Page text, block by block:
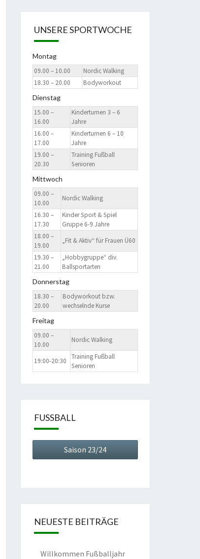
UNSERE SPORTWOCHE
Montag
09.00 – 10.00
Nordic Walking
18.30 – 20.00
Bodyworkout
Dienstag
15.00 –
16.00
Kinderturnen 3 – 6
Jahre
16.00 –
17.00
Kinderturnen 6 – 10
Jahre
19.00 –
20.30
Training Fußball
Senioren
Mittwoch
09.00 –
10.00
Nordic Walking
16.30 –
17.30
Kinder Sport & Spiel
Gruppe 6-9 Jahre
18.00 –
19.00
„Fit & Aktiv“ für Frauen Ü60
19.30 –
21.00
„Hobbygruppe“ div.
Ballsportarten
Donnerstag
18.30 –
20.00
Bodyworkout bzw.
wechselnde Kurse
Freitag
09.00 –
10.00
Nordic Walking
19:00-20:30
Training Fußball
Senioren
FUSSBALL
Saison 23/24
NEUESTE BEITRÄGE
Willkommen Fußballjahr